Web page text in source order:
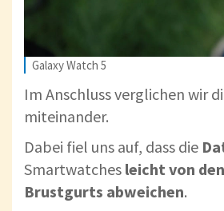
Galaxy Watch 5
Im Anschluss verglichen wir
miteinander.
Dabei fiel uns auf, dass die
Smartwatches leicht von
Brustgurts abweichen.